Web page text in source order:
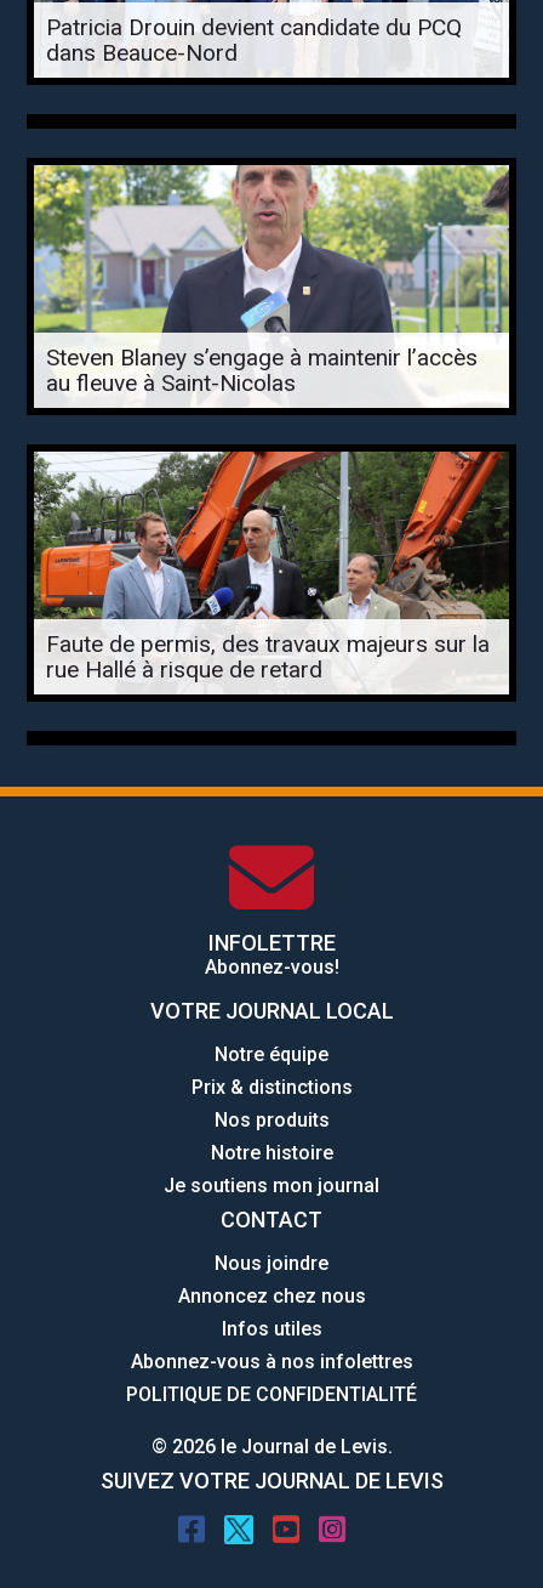
Patricia Drouin devient candidate du PCQ
dans Beauce-Nord
Steven Blaney s’engage à maintenir l’accès
au fleuve à Saint-Nicolas
Faute de permis, des travaux majeurs sur la
rue Hallé à risque de retard
INFOLETTRE
Abonnez-vous!
VOTRE JOURNAL LOCAL
Notre équipe
Prix & distinctions
Nos produits
Notre histoire
Je soutiens mon journal
CONTACT
Nous joindre
Annoncez chez nous
Infos utiles
Abonnez-vous à nos infolettres
POLITIQUE DE CONFIDENTIALITÉ
© 2026 le Journal de Levis.
SUIVEZ VOTRE JOURNAL DE LEVIS